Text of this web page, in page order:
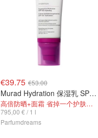
€39.75 €53.00
Murad Hydration 保湿乳 SPF50
高倍防晒+面霜 省掉一个护肤步骤！
795,00 € / 1 l
Parfumdreams